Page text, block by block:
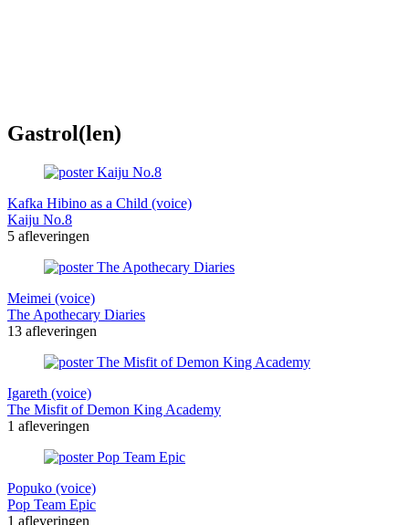
Gastrol(len)
Kafka Hibino as a Child (voice)
Kaiju No.8
5 afleveringen
Meimei (voice)
The Apothecary Diaries
13 afleveringen
Igareth (voice)
The Misfit of Demon King Academy
1 afleveringen
Popuko (voice)
Pop Team Epic
1 afleveringen